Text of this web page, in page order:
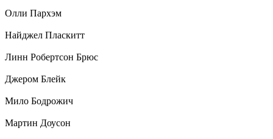
Олли Пархэм
Найджел Пласкитт
Линн Робертсон Брюс
Джером Блейк
Мило Бодрожич
Мартин Доусон